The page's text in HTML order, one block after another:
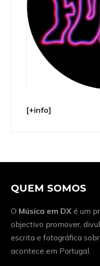
[+info]
QUEM SOMOS
O Música em DX é um
objectivo promover,
escrita e fotográfica
acontece em Portugal.